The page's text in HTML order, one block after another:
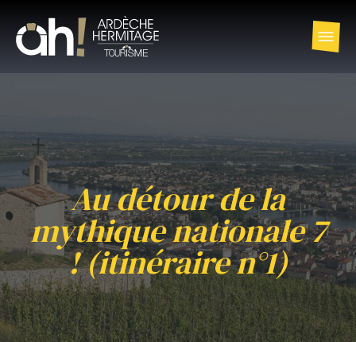
Au détour de la
mythique nationale 7
! (itinéraire n°1)